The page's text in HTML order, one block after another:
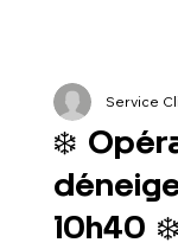
❄️
10h40 ❄️
Service